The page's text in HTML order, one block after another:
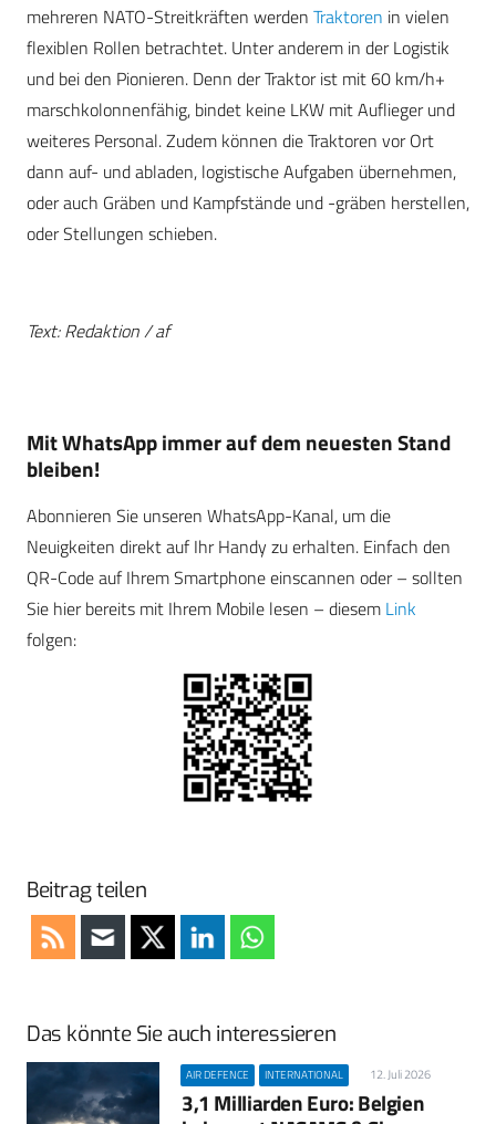
mehreren NATO-Streitkräften werden Traktoren in vielen
flexiblen Rollen betrachtet. Unter anderem in der Logistik
und bei den Pionieren. Denn der Traktor ist mit 60 km/h+
marschkolonnenfähig, bindet keine LKW mit Auflieger und
weiteres Personal. Zudem können die Traktoren vor Ort
dann auf- und abladen, logistische Aufgaben übernehmen,
oder auch Gräben und Kampfstände und -gräben herstellen,
oder Stellungen schieben.
Text: Redaktion / af
Mit WhatsApp immer auf dem neuesten Stand
bleiben!
Abonnieren Sie unseren WhatsApp-Kanal, um die
Neuigkeiten direkt auf Ihr Handy zu erhalten. Einfach den
QR-Code auf Ihrem Smartphone einscannen oder – sollten
Sie hier bereits mit Ihrem Mobile lesen – diesem Link
folgen:
Beitrag teilen
Das könnte Sie auch interessieren
AIR DEFENCE INTERNATIONAL 12. Juli 2026
3,1 Milliarden Euro: Belgien